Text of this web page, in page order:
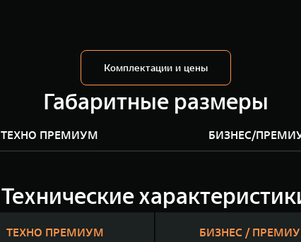
Комплектации и цены
Габаритные размеры
ТЕХНО ПРЕМИУМ БИЗНЕС/
Технические
ТЕХНО ПРЕМИУМ БИЗНЕС /